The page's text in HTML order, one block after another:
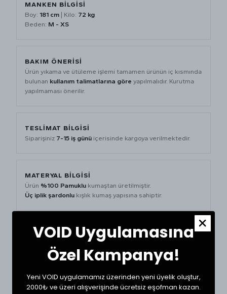
MANKEN BİLGİSİ
Boy: 181 cm | Kilo: 72 kg
Beden: M - XS
BAKIM ÖNERİSİ
Ürün yıkama ve ütüleme işlemi tamamen ürünün iç kısmında
bulunan kullanım talimatlarına göre yapılmalıdır. Kurutma
yapılmaması önerilir.
TESLİMAT BİLGİSİ
Siparişiniz 7-15 iş günü içerisinde kargoya verilmektedir.
MATERYAL BİLGİSİ
Ürün %100 Pamuklu kumaştan üretilmiştir.
Üç iplik şardonlu kışlık kumaş yapısına sahiptir.
BEDEN ÖLÇÜ TABLOSU
BASEN (CM)
XSmall 32 55 102
VOID Uygulamasına
Özel Kampanya!
Yeni VOID uygulamamız üzerinden yeni üyelik oluştur,
2000₺ ve üzeri alışverişinde ücretsiz eşofman kazan.